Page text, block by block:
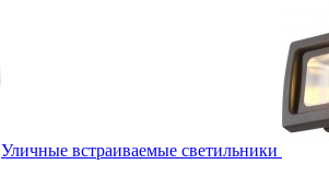
Уличные встраиваемые светильники